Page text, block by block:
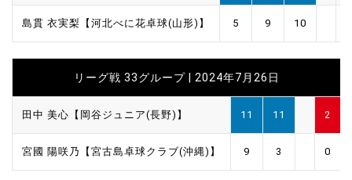
島貫 衣実梨【河北べに花卓球(山形)】 5 9 10
リーグ戦 33グループ | 2024年7月26日
田中 美心【岡谷ジュニア(長野)】 11 11 2
宮國 陽咲乃【宮古島卓球クラブ(沖縄)】 9 3 0